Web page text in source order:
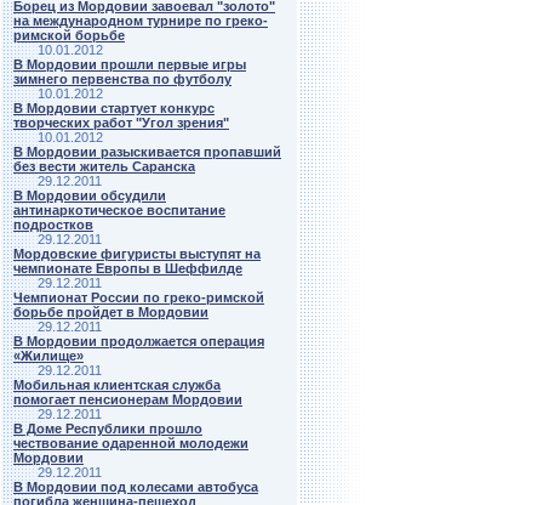
Борец из Мордовии завоевал "золото"
на международном турнире по греко-
римской борьбе
10.01.2012
В Мордовии прошли первые игры
зимнего первенства по футболу
10.01.2012
В Мордовии стартует конкурс
творческих работ "Угол зрения"
10.01.2012
В Мордовии разыскивается пропавший
без вести житель Саранска
29.12.2011
В Мордовии обсудили
антинаркотическое воспитание
подростков
29.12.2011
Мордовские фигуристы выступят на
чемпионате Европы в Шеффилде
29.12.2011
Чемпионат России по греко-римской
борьбе пройдет в Мордовии
29.12.2011
В Мордовии продолжается операция
«Жилище»
29.12.2011
Мобильная клиентская служба
помогает пенсионерам Мордовии
29.12.2011
В Доме Республики прошло
чествование одаренной молодежи
Мордовии
29.12.2011
В Мордовии под колесами автобуса
погибла женщина-пешеход